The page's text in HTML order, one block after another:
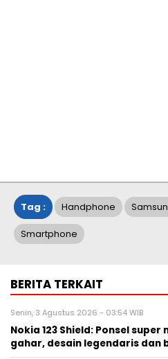
Tag : Handphone
Smartphone
BERITA TERKAIT
Senin, 3 Agustus 2026 - 03:54 WIB
Nokia 123 Shield: Ponsel
gahar, desain legendaris dan